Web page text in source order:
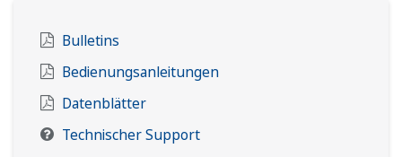
Bulletins
Bedienungsanleitungen
Datenblätter
Technischer Support